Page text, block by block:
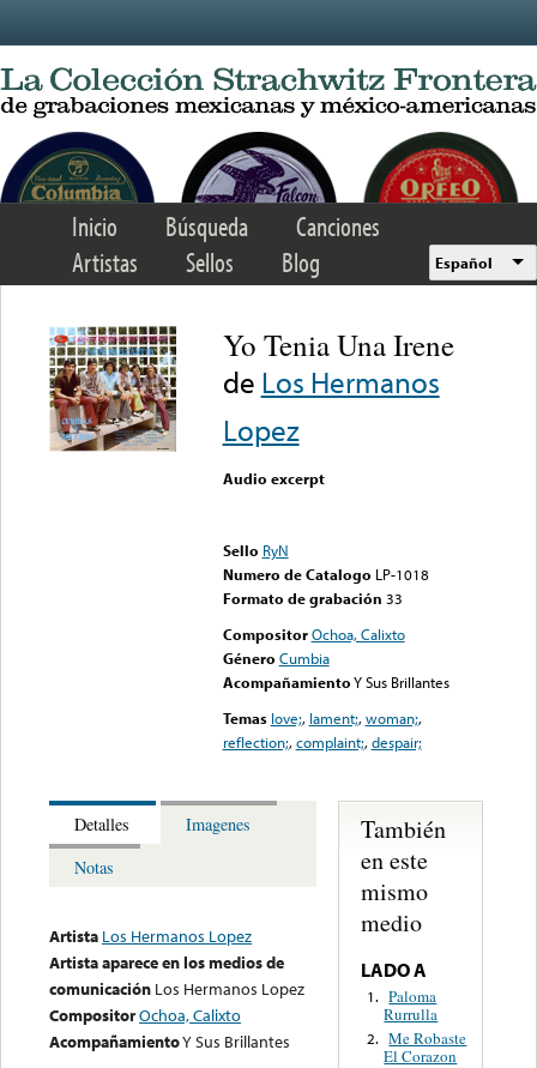
Inicio Búsqueda
Canciones
Artistas
Sellos Blog Español
Yo Tenia Una Irene
de Los Hermanos
Lopez
Audio excerpt
Sello RyN
Numero de Catalogo LP-1018
Formato de grabación 33
Compositor Ochoa, Calixto
Género Cumbia
AcompañamientoY Sus Brillantes
Temas love;, lament;,woman;,
reflection;,complaint;,despair;
Detalles
Imagenes
Notas
Artista Los Hermanos Lopez
Artista aparece en los medios de
comunicación Los Hermanos Lopez
CompositorOchoa, Calixto
AcompañamientoY Sus Brillantes
También
en este
mismo
medio
LADO A
1. Paloma
Rurrulla
2. Me Robaste
El Corazon